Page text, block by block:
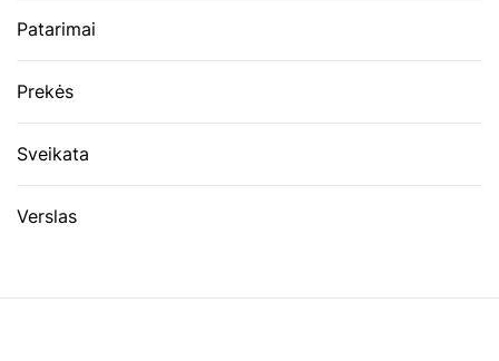
Patarimai
Prekės
Sveikata
Verslas